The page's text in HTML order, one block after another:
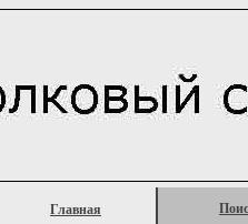
Главная